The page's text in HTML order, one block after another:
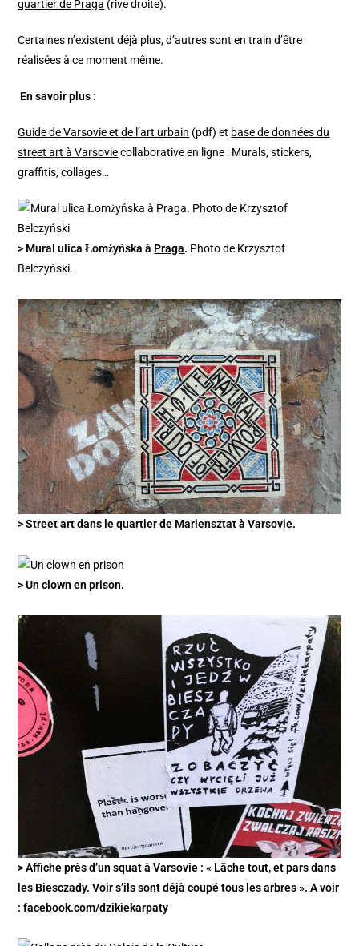
quartier de Praga (rive droite).
Certaines n’existent déjà plus, d’autres sont en train d’être
réalisées à ce moment même.
En savoir plus :
Guide de Varsovie et de l’art urbain (pdf) et base de données du
street art à Varsoviecollaborative en ligne : Murals, stickers,
graffitis, collages…
> Mural ulica Łomżyńska à Praga. Photo de Krzysztof
Belczyński.
> Street art dans le quartier de Mariensztat à Varsovie.
> Un clown en prison.
> Affiche près d’un squat à Varsovie : « Lâche tout, et pars dans
les Biesczady. Voir s’ils sont déjà coupé tous les arbres ». A voir
: facebook.com/dzikiekarpaty